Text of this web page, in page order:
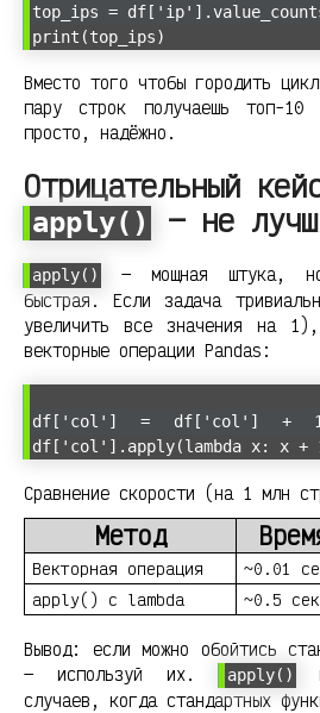
top_ips =
print(top_ips)
Вместо того чтобы городить
пару строк получаешь топ-10
просто, надёжно.
Отрицательный
apply() — не
apply()
— мощная штука,
быстрая. Если задача
увеличить все значения на 1),
векторные операции Pandas:
df['col'] = df['col'] + 1
df['col'].apply(lambda x: x +
Сравнение скорости (на 1 млн
Метод
Векторная операция
~0.01
apply() с lambda
~0.5 сек
Вывод: если можно обойтись
— используй их.
apply()
случаев, когда стандартных